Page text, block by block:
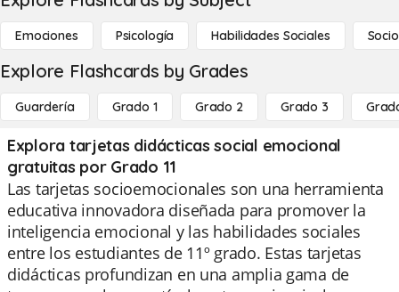
Emociones Psicología Habilidades Sociales
Explore Flashcards by Grades
Guardería Grado 1 Grado 2 Grado 3
Explora tarjetas didácticas social emocional
gratuitas por Grado 11
Las tarjetas socioemocionales son una herramienta
educativa innovadora diseñada para promover la
inteligencia emocional y las habilidades sociales
entre los estudiantes de 11º grado. Estas tarjetas
didácticas profundizan en una amplia gama de